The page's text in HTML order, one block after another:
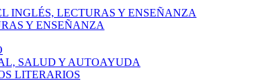
INGLÉS, LECTURAS Y ENSEÑANZA
Y ENSEÑANZA
SALUD Y AUTOAYUDA
LITERARIOS